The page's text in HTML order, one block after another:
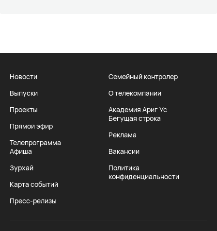
Новости
Выпуски
Проекты
Прямой эфир
Телепрограмма
Афиша
Зурхай
Карта событий
Пресс-релизы
Семейный контролер
О телекомпании
Академия Ариг Ус
Бегущая строка
Реклама
Вакансии
Политика
конфиденциальности